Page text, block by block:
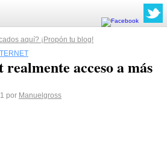
aquí? ¡Propón tu blog!
acceso a más
por Manuelgross